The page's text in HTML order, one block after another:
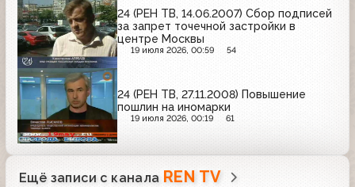
24 (РЕН ТВ, 14.06.2007) Сбор подписей
за запрет точечной застройки в
центре Москвы
19 июля 2026, 00:59 54
24 (РЕН ТВ, 27.11.2008) Повышение
пошлин на иномарки
19 июля 2026, 00:19 61
Ещё записи с канала REN TV